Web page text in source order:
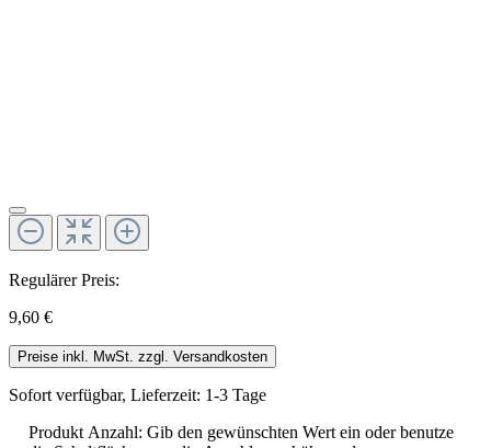
Regulärer Preis:
9,60 €
Preise inkl. MwSt. zzgl. Versandkosten
Sofort verfügbar, Lieferzeit: 1-3 Tage
Produkt Anzahl: Gib den gewünschten Wert ein oder benutze